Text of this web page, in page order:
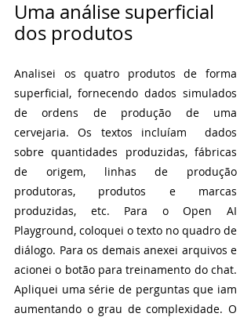
Uma análise superficial
dos produtos
Analisei os quatro produtos de forma
superficial, fornecendo dados simulados
de ordens de produção de uma
cervejaria. Os textos incluíam  dados
sobre quantidades produzidas, fábricas
de origem, linhas de produção
produtoras, produtos e marcas
produzidas, etc. Para o Open AI
Playground, coloquei o texto no quadro de
diálogo. Para os demais anexei arquivos e
acionei o botão para treinamento do chat.
Apliquei uma série de perguntas que iam
aumentando o grau de complexidade. O